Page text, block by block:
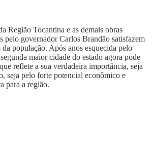
Região Tocantina e as demais obras
pelo governador Carlos Brandão satisfazem
população. Após anos esquecida pelo
maior cidade do estado agora pode
reflete a sua verdadeira importância, seja
seja pelo forte potencial econômico e
para a região.